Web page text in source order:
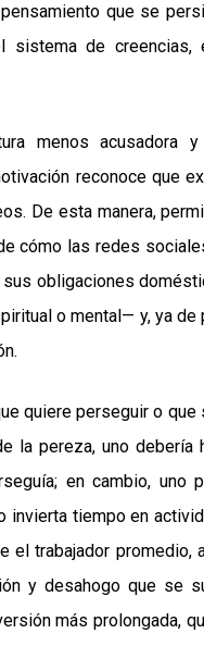
que se
sistema de creencias,
menos acusadora y
reconoce que
De esta manera,
cómo las redes
obligaciones
o mental— y, ya de
quiere perseguir o que
la pereza, uno debería
en cambio, uno
invierta tiempo en
el trabajador promedio,
y desahogo que se
más prolongada,